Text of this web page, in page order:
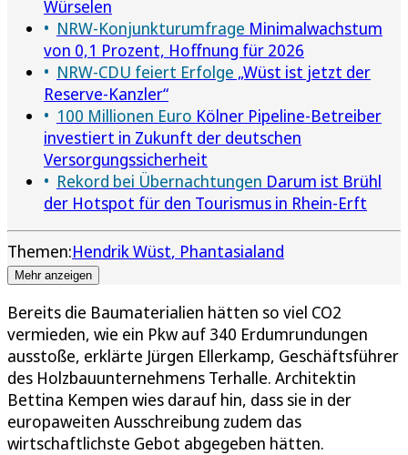
Würselen
NRW-Konjunkturumfrage Minimalwachstum
von 0,1 Prozent, Hoffnung für 2026
NRW-CDU feiert Erfolge „Wüst ist jetzt der
Reserve-Kanzler“
100 Millionen Euro Kölner Pipeline-Betreiber
investiert in Zukunft der deutschen
Versorgungssicherheit
Rekord bei Übernachtungen Darum ist Brühl
der Hotspot für den Tourismus in Rhein-Erft
Themen:Hendrik Wüst Phantasialand
Mehr anzeigen
Bereits die Baumaterialien hätten so viel CO2
vermieden, wie ein Pkw auf 340 Erdumrundungen
ausstoße, erklärte Jürgen Ellerkamp, Geschäftsführer
des Holzbauunternehmens Terhalle. Architektin
Bettina Kempen wies darauf hin, dass sie in der
europaweiten Ausschreibung zudem das
wirtschaftlichste Gebot abgegeben hätten.